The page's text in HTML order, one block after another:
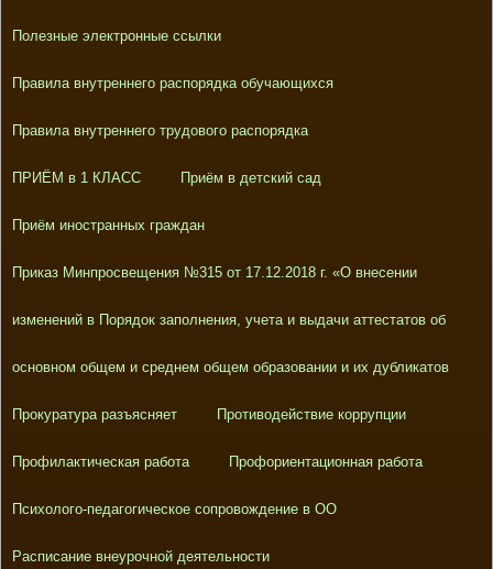
Полезные электронные ссылки
Правила внутреннего распорядка обучающихся
Правила внутреннего трудового распорядка
ПРИЁМ в 1 КЛАСС Приём в детский сад
Приём иностранных граждан
Приказ Минпросвещения №315 от 17.12.2018 г. «О внесении
изменений в Порядок заполнения, учета и выдачи аттестатов об
основном общем и среднем общем образовании и их дубликатов
Прокуратура разъясняет Противодействие коррупции
Профилактическая работа Профориентационная работа
Психолого-педагогическое сопровождение в ОО
Расписание внеурочной деятельности